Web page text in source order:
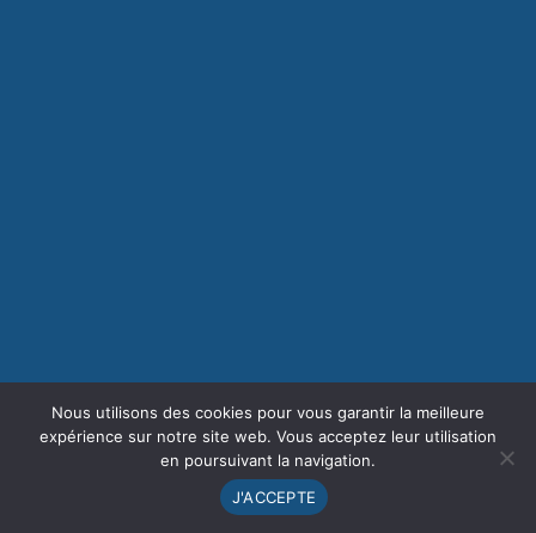
Nous utilisons des cookies pour vous garantir la meilleure
expérience sur notre site web. Vous acceptez leur utilisation
en poursuivant la navigation.
J'ACCEPTE